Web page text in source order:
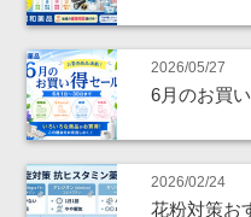
2026/05/27
6月のお買
2026/02/24
花粉対策お